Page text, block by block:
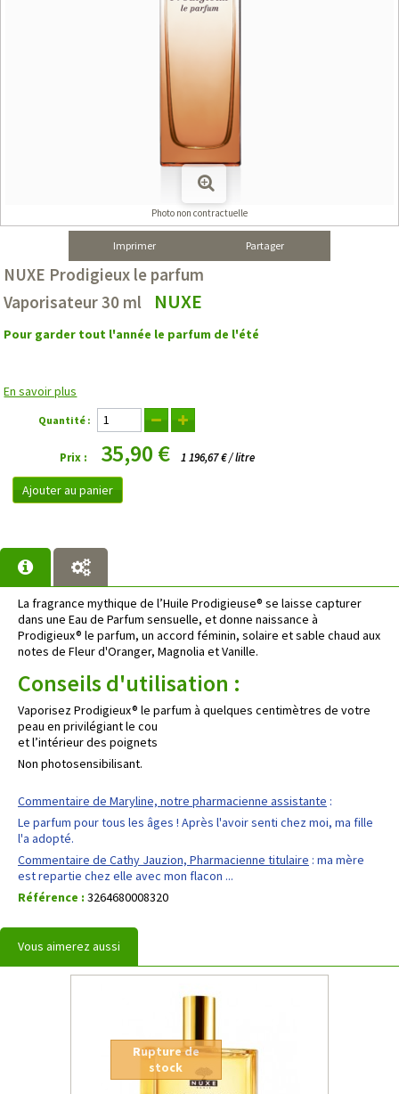
Photo non contractuelle
Imprimer Partager
NUXE Prodigieux le parfum
Vaporisateur 30 ml
NUXE
Pour garder tout l'année le parfum de l'été
En savoir plus
Quantité :
Prix : 35,90 € 1 196,67 € / litre
Ajouter au panier
La fragrance mythique de l’Huile Prodigieuse® se laisse capturer
dans une Eau de Parfum sensuelle, et donne naissance à
Prodigieux® le parfum, un accord féminin, solaire et sable chaud aux
notes de Fleur d'Oranger, Magnolia et Vanille.
Conseils d'utilisation :
Vaporisez Prodigieux® le parfum à quelques centimètres de votre
peau en privilégiant le cou
et l’intérieur des poignets
Non photosensibilisant.
Commentaire de Maryline, notre pharmacienne assistante :
Le parfum pour tous les âges ! Après l'avoir senti chez moi, ma fille
l'a adopté.
Commentaire de Cathy Jauzion, Pharmacienne titulaire : ma mère
est repartie chez elle avec mon flacon ...
Référence : 3264680008320
Vous aimerez aussi
Rupture de
stock